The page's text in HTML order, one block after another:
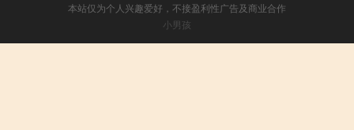
本站仅为个人兴趣爱好，不接盈利性广告及商业合作
小男孩